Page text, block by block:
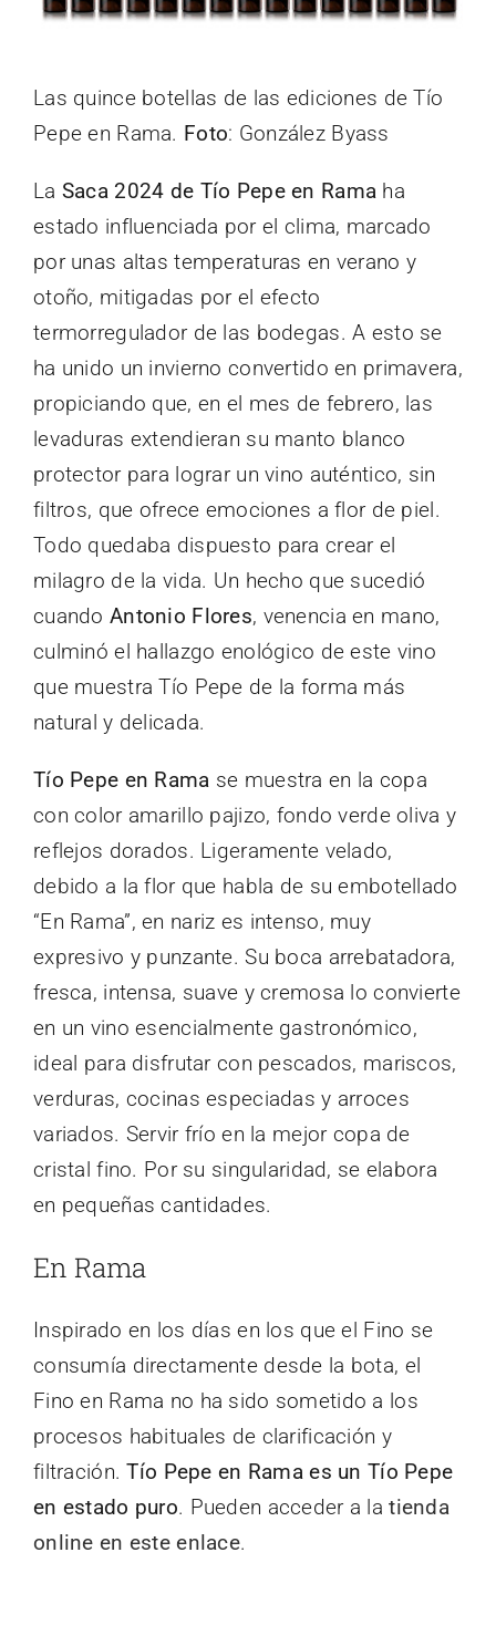
Las quince botellas de las ediciones de Tío
Pepe en Rama. Foto: González Byass
La Saca 2024 de Tío Pepe en Rama ha
estado influenciada por el clima, marcado
por unas altas temperaturas en verano y
otoño, mitigadas por el efecto
termorregulador de las bodegas. A esto se
ha unido un invierno convertido en primavera,
propiciando que, en el mes de febrero, las
levaduras extendieran su manto blanco
protector para lograr un vino auténtico, sin
filtros, que ofrece emociones a flor de piel.
Todo quedaba dispuesto para crear el
milagro de la vida. Un hecho que sucedió
cuando Antonio Flores, venencia en mano,
culminó el hallazgo enológico de este vino
que muestra Tío Pepe de la forma más
natural y delicada.
Tío Pepe en Rama se muestra en la copa
con color amarillo pajizo, fondo verde oliva y
reflejos dorados. Ligeramente velado,
debido a la flor que habla de su embotellado
“En Rama”, en nariz es intenso, muy
expresivo y punzante. Su boca arrebatadora,
fresca, intensa, suave y cremosa lo convierte
en un vino esencialmente gastronómico,
ideal para disfrutar con pescados, mariscos,
verduras, cocinas especiadas y arroces
variados. Servir frío en la mejor copa de
cristal fino. Por su singularidad, se elabora
en pequeñas cantidades.
En Rama
Inspirado en los días en los que el Fino se
consumía directamente desde la bota, el
Fino en Rama no ha sido sometido a los
procesos habituales de clarificación y
filtración.Tío Pepe en Rama es un Tío Pepe
en estado puro. Pueden acceder a latienda
online en este enlace.